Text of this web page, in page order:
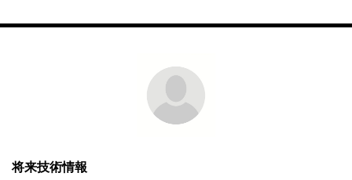
将来技術情報
7月 8月 9月
4月